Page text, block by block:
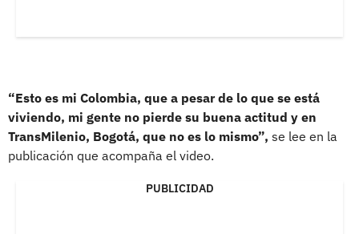
“Esto es mi Colombia, que a pesar de lo que se está
viviendo, mi gente no pierde su buena actitud y en
TransMilenio, Bogotá, que no es lo mismo”, se lee en la
publicación que acompaña el video.
PUBLICIDAD